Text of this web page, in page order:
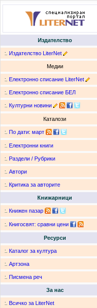
Издателство
:. Издателство LiterNet
Медии
:. Електронно списание LiterNet
:. Електронно списание БЕЛ
:. Културни новини
Каталози
:. По дати: март
:. Електронни книги
:. Раздели / Рубрики
:. Автори
:. Критика за авторите
Книжарници
:. Книжен пазар
:. Книгосвят: сравни цени
Ресурси
:. Каталог за култура
:. Артзона
:. Писмена реч
За нас
:. Всичко за LiterNet